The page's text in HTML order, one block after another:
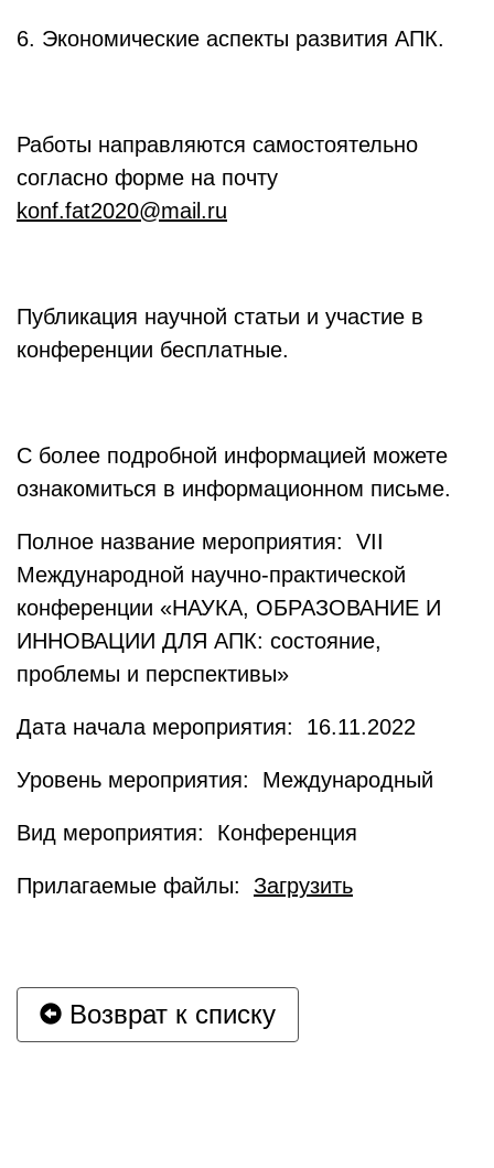
6. Экономические аспекты развития АПК.
Работы направляются самостоятельно
согласно форме на почту
konf.fat2020@mail.ru
Публикация научной статьи и участие в
конференции бесплатные.
С более подробной информацией можете
ознакомиться в информационном письме.
Полное название мероприятия: VII
Международной научно-практической
конференции «НАУКА, ОБРАЗОВАНИЕ И
ИННОВАЦИИ ДЛЯ АПК: состояние,
проблемы и перспективы»
Дата начала мероприятия: 16.11.2022
Уровень мероприятия: Международный
Вид мероприятия: Конференция
Прилагаемые файлы: Загрузить
Возврат к списку